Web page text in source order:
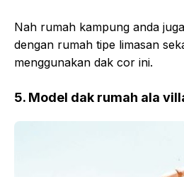
Nah rumah kampung anda
dengan rumah tipe limasan
menggunakan dak cor ini.
5. Model dak rumah ala